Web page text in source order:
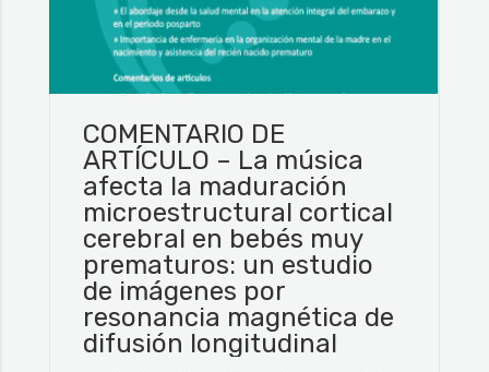
COMENTARIO DE
ARTÍCULO – La música
afecta la maduración
microestructural cortical
cerebral en bebés muy
prematuros: un estudio
de imágenes por
resonancia magnética de
difusión longitudinal